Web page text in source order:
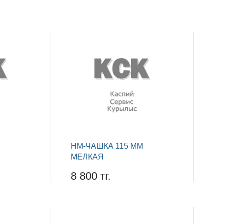
НМ-ЧАШКА 115 ММ
МЕЛКАЯ
8 800 тг.